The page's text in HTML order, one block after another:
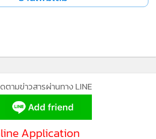
ติดตามข่าวสารผ่านทาง LINE